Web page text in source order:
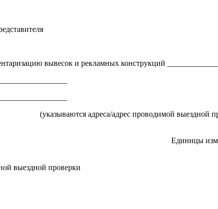
вывесок и рекламных конструкций
(указываются адреса/адрес проводимой выездной
Единицы
выездной проверки